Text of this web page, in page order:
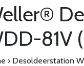
81V
› Desoldeerstation